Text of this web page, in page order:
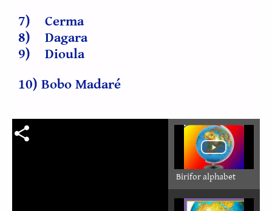
7) Cerma
8) Dagara
9) Dioula
10) Bobo Madaré
Birifor alphabet